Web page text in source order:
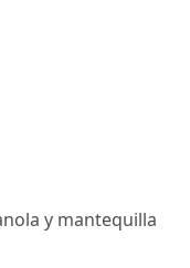
y mantequilla